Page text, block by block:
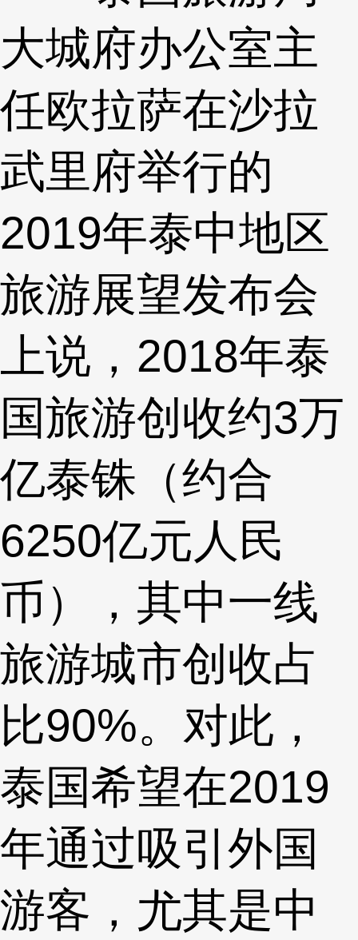
大城府办公室主
任欧拉萨在沙拉
武里府举行的
2019年泰中地区
旅游展望发布会
上说，2018年泰
国旅游创收约3万
亿泰铢（约合
6250亿元人民
币），其中一线
旅游城市创收占
比90%。对此，
泰国希望在2019
年通过吸引外国
游客，尤其是中